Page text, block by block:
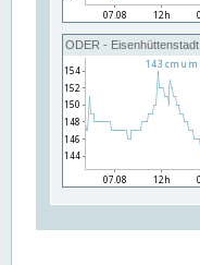
ODER - Eisenhüttenstadt